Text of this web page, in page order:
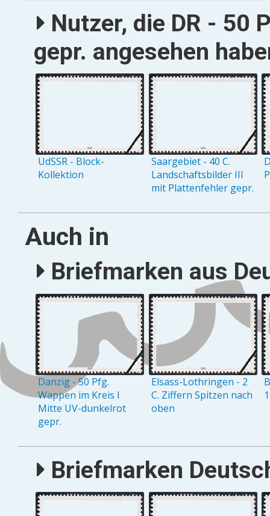
Nutzer, die DR - 50
gepr. angesehen
UdSSR - Block-
Kollektion
Saargebiet - 40 C.
Landschaftsbilder III
mit Plattenfehler gepr.
Auch in
Briefmarken aus
Danzig - 50 Pfg.
Wappen im Kreis I
Mitte UV-dunkelrot
gepr.
Elsass-Lothringen - 2
C. Ziffern Spitzen nach
oben
Briefmarken